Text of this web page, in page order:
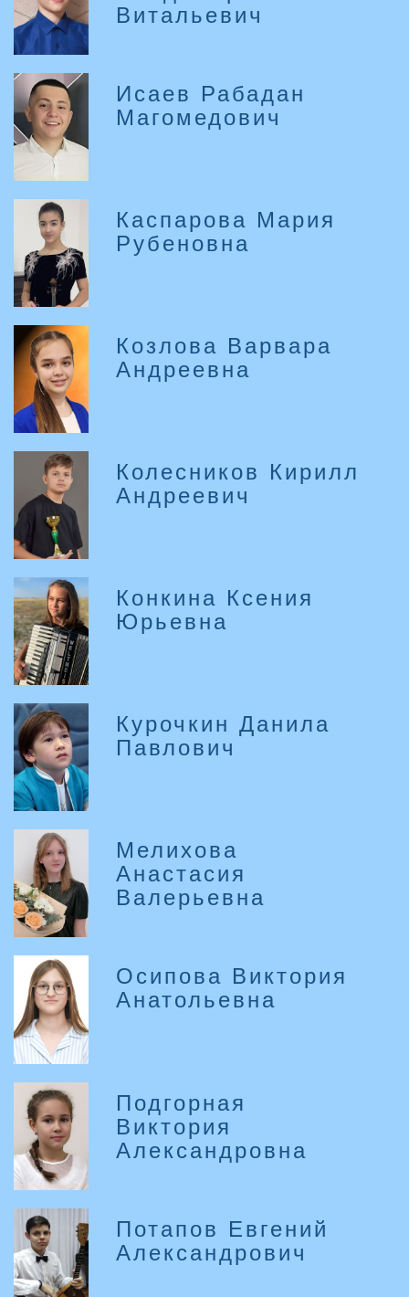
Витальевич
Исаев Рабадан
Магомедович
Каспарова Мария
Рубеновна
Козлова Варвара
Андреевна
Колесников Кирилл
Андреевич
Конкина Ксения
Юрьевна
Курочкин Данила
Павлович
Мелихова
Анастасия
Валерьевна
Осипова Виктория
Анатольевна
Подгорная
Виктория
Александровна
Потапов Евгений
Александрович